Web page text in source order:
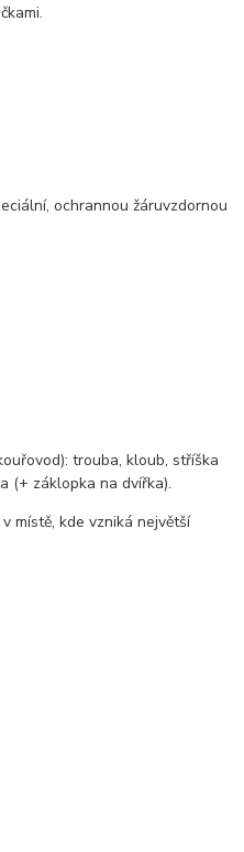
ochrannou žáruvzdornou
trouba, kloub, stříška
(+ záklopka na dvířka).
místě, kde vzniká největší